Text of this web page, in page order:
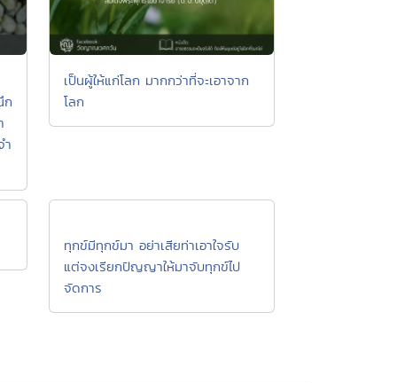
ก
ำ
เป็นผู้ให้แก่โลก มากกว่าที่จะเอาจาก
โลก
ทุกข์มีทุกข์มา อย่าเสียท่าเอาใจรับ
แต่จงเรียกปัญญาให้มาจับทุกข์ไป
จัดการ